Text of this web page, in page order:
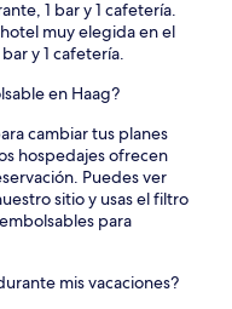
1 bar y 1 cafetería.
muy elegida en el
y 1 cafetería.
en Haag?
cambiar tus planes
hospedajes ofrecen
Puedes ver
sitio y usas el filtro
para
mis vacaciones?